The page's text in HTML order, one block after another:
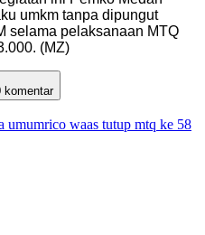
umkm tanpa dipungut
selama pelaksanaan MTQ
(MZ)
komentar
umumrico waas tutup mtq ke 58